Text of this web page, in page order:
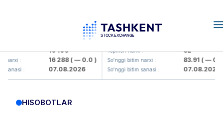
16 100
16 288( — 0.0 )
07.08.2026
KFSK (<Kafolat sug'urta
Yopilish narxi : 82
So'nggi bitim narxi : 83.91( — 0.0 )
So'nggi bitim sanasi : 07.08.2026
HISOBOTLAR